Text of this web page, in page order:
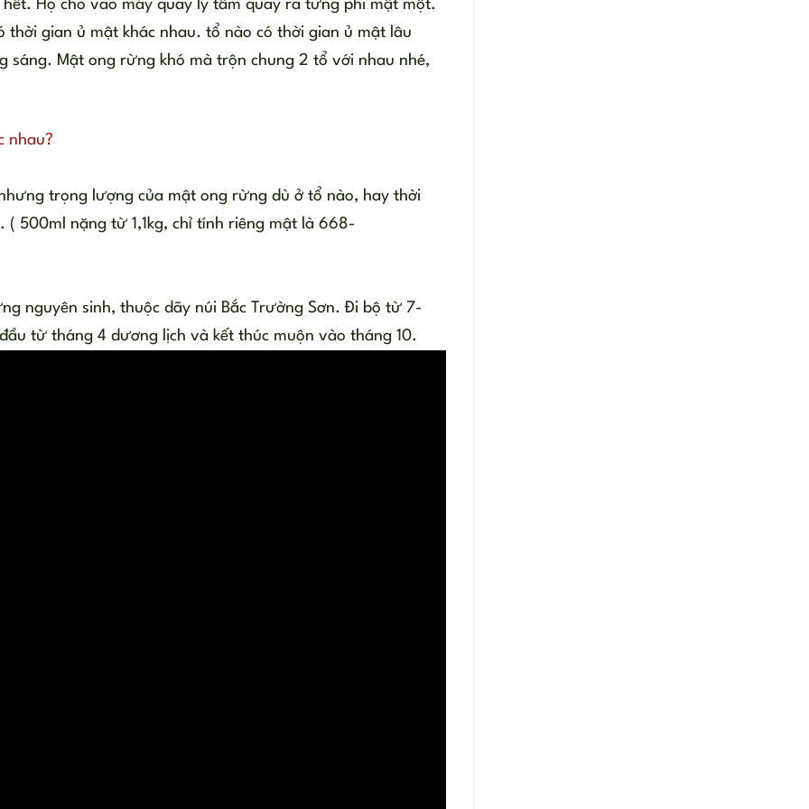
Họ cho vào máy quay ly tâm quay ra từng phi mật một.
gian ủ mật khác nhau. tổ nào có thời gian ủ mật lâu
sáng. Mật ong rừng khó mà trộn chung 2 tổ với nhau nhé,
nhau?
trọng lượng của mật ong rừng dù ở tổ nào, hay thời
500ml nặng từ 1,1kg, chỉ tính riêng mật là 668-
nguyên sinh, thuộc dãy núi Bắc Trường Sơn. Đi bộ từ 7-
từ tháng 4 dương lịch và kết thúc muộn vào tháng 10.